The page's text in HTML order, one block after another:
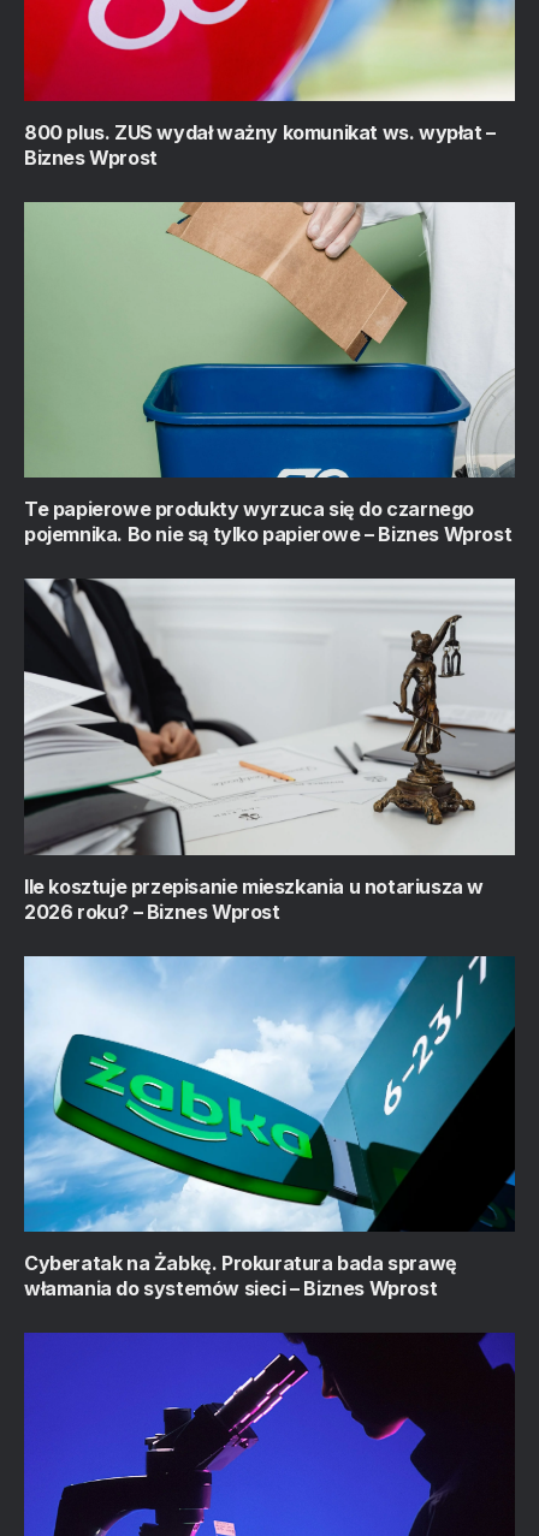
800 plus. ZUS wydał ważny komunikat ws. wypłat –
Biznes Wprost
Te papierowe produkty wyrzuca się do czarnego
pojemnika. Bo nie są tylko papierowe – Biznes Wprost
Ile kosztuje przepisanie mieszkania u notariusza w
2026 roku? – Biznes Wprost
Cyberatak na Żabkę. Prokuratura bada sprawę
włamania do systemów sieci – Biznes Wprost